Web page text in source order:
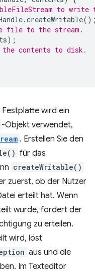
to write
.createWritable
file to the stream.
);
contents to disk.
wird ein
-Objekt verwendet,
. Erstellen Sie den
für das
createWritable()
zuerst, ob der Nutzer
erteilt hat. Wenn
wurde, fordert der
zu erteilen.
wird, löst
aus und die
Im Texteditor